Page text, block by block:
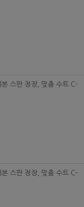
스판 정장, 맞춤 수트 C-
스판 정장, 맞춤 수트 C-